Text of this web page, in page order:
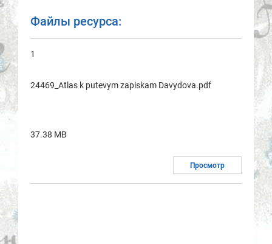
Файлы ресурса:
1
24469_Atlas k putevym zapiskam Davydova.pdf
37.38 MB
Просмотр